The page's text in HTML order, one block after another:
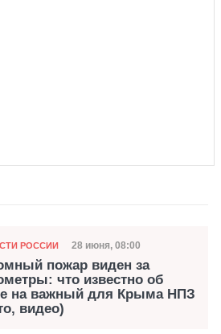
РОССИИ Дата публикации
28 июня, 08:00
пожар виден за
что известно об
на важный для Крыма НПЗ
видео)